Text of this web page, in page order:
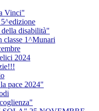
Vinci"
disabilità"
classe 1^Munari
2024
pace 2024"